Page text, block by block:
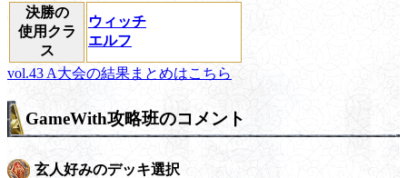
決勝の
使用クラ
ス
ウィッチ
エルフ
vol.43 A大会の結果まとめはこちら
GameWith攻略班のコメント
玄人好みのデッキ選択